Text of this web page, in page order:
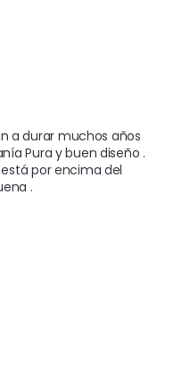
a durar muchos años
Pura y buen diseño .
por encima del
.